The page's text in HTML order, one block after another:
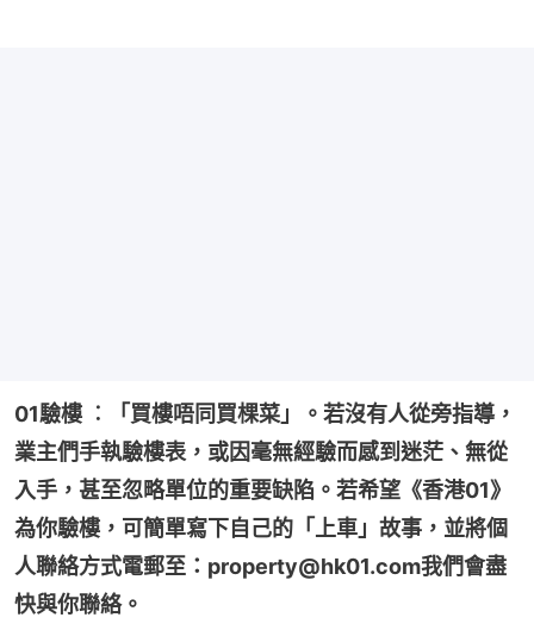
01驗樓 ︰「買樓唔同買棵菜」。若沒有人從旁指導，
業主們手執驗樓表，或因毫無經驗而感到迷茫、無從
入手，甚至忽略單位的重要缺陷。若希望《香港01》
為你驗樓，可簡單寫下自己的「上車」故事，並將個
人聯絡方式電郵至：property@hk01.com我們會盡
快與你聯絡。